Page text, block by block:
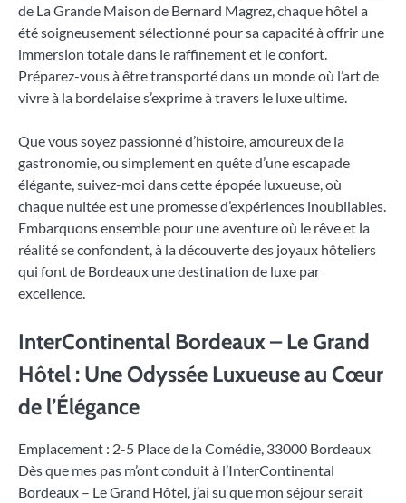
de La Grande Maison de Bernard Magrez, chaque hôtel a
été soigneusement sélectionné pour sa capacité à offrir une
immersion totale dans le raffinement et le confort.
Préparez-vous à être transporté dans un monde où l’art de
vivre à la bordelaise s’exprime à travers le luxe ultime.
Que vous soyez passionné d’histoire, amoureux de la
gastronomie, ou simplement en quête d’une escapade
élégante, suivez-moi dans cette épopée luxueuse, où
chaque nuitée est une promesse d’expériences inoubliables.
Embarquons ensemble pour une aventure où le rêve et la
réalité se confondent, à la découverte des joyaux hôteliers
qui font de Bordeaux une destination de luxe par
excellence.
InterContinental Bordeaux – Le Grand
Hôtel : Une Odyssée Luxueuse au Cœur
de l’Élégance
Emplacement : 2-5 Place de la Comédie, 33000 Bordeaux
Dès que mes pas m’ont conduit à l’InterContinental
Bordeaux – Le Grand Hôtel, j’ai su que mon séjour serait